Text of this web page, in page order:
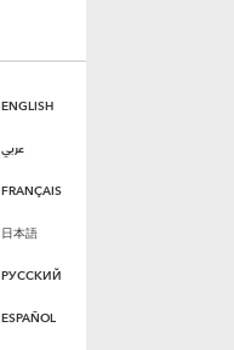
ENGLISH
عربي
FRANÇAIS
日本語
РУССКИЙ
ESPAÑOL